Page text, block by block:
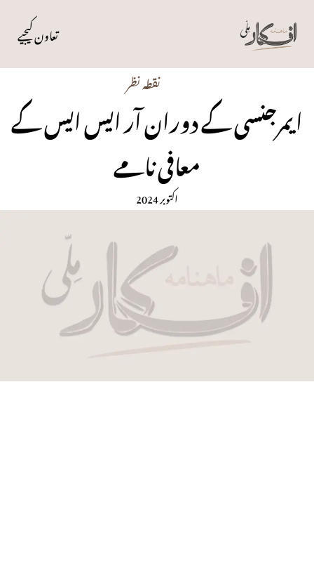
تعاون کیجیے
نقطہ نظر
ایمرجنسی کے دوران آر ایس ایس کے
معافی نامے
اکتوبر 2024